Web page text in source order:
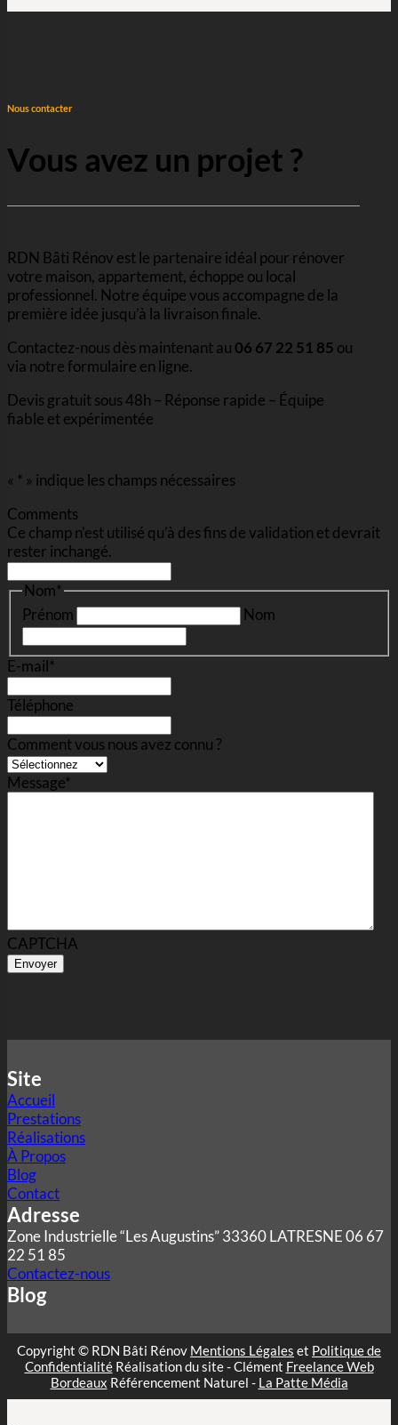
Nous contacter
Vous avez un projet ?
RDN Bâti Rénov est le partenaire idéal pour rénover
votre maison, appartement, échoppe ou local
professionnel. Notre équipe vous accompagne de la
première idée jusqu’à la livraison finale.
Contactez-nous dès maintenant au 06 67 22 51 85 ou
via notre formulaire en ligne.
Devis gratuit sous 48h – Réponse rapide – Équipe
fiable et expérimentée
« * » indique les champs nécessaires
Comments
Ce champ n’est utilisé qu’à des fins de validation et devrait
rester inchangé.
Nom*
Prénom
Nom
E-mail*
Téléphone
Comment vous nous avez connu ?
Message*
CAPTCHA
Site
Accueil
Prestations
Réalisations
À Propos
Blog
Contact
Adresse
Zone Industrielle “Les Augustins” 33360 LATRESNE 06 67
22 51 85
Contactez-nous
Blog
Copyright © RDN Bâti Rénov Mentions Légales et Politique de
ConfidentialitéRéalisation du site - Clément Freelance Web
Bordeaux Référencement Naturel - La Patte Média